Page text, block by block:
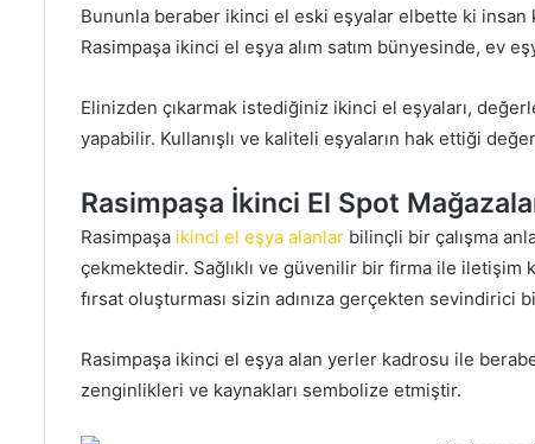
Bununla beraber ikinci el eski eşyalar elbette ki insan
Rasimpaşa ikinci el eşya alım satım bünyesinde, ev
Elinizden çıkarmak istediğiniz ikinci el eşyaları,
yapabilir. Kullanışlı ve kaliteli eşyaların hak ettiği
Rasimpaşa İkinci El Spot
Rasimpaşa ikinci el eşya alanlar bilinçli bir çalışma
çekmektedir. Sağlıklı ve güvenilir bir firma ile iletişim
fırsat oluşturması sizin adınıza gerçekten sevindirici
Rasimpaşa ikinci el eşya alan yerler kadrosu ile
zenginlikleri ve kaynakları sembolize etmiştir.